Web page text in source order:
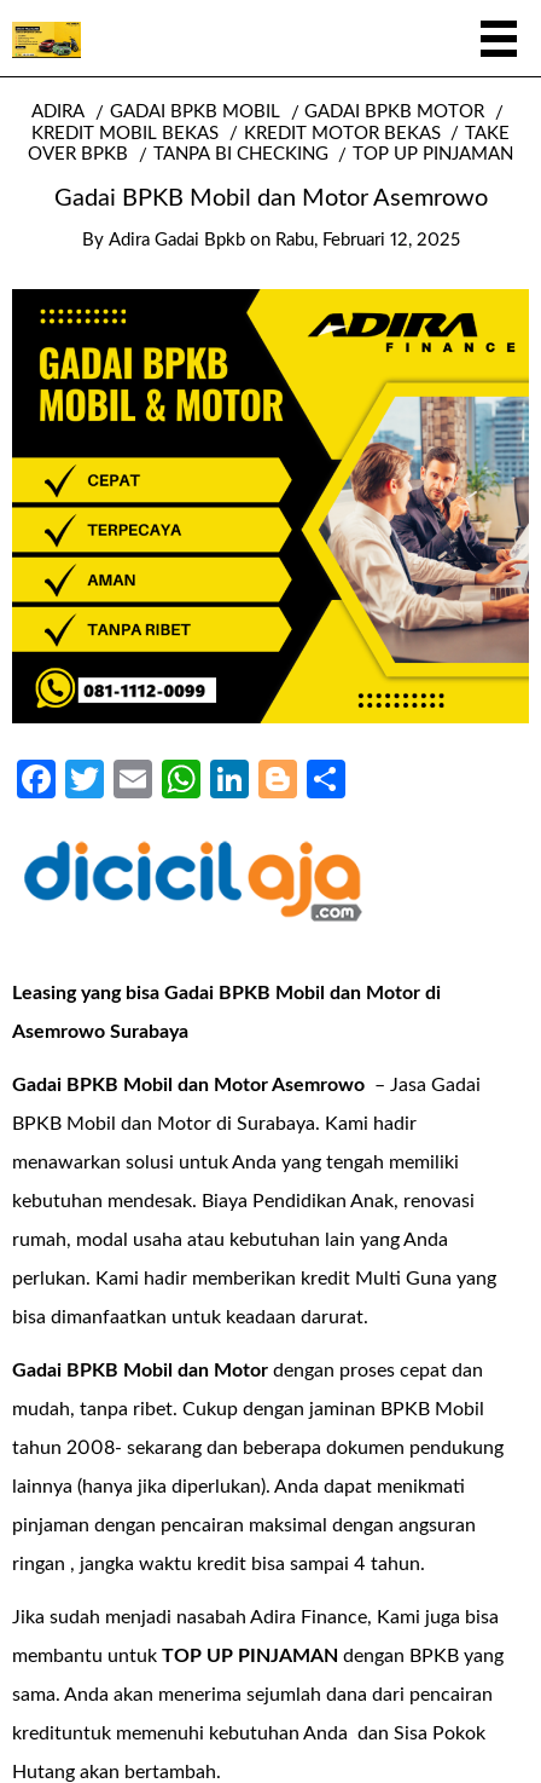
ADIRA GADAI BPKB MOBIL
GADAI BPKB MOTOR
KREDIT MOBIL BEKAS
KREDIT MOTOR BEKAS
TAKE
OVER BPKB
TANPA BI CHECKING TOP UP PINJAMAN
Gadai BPKB Mobil dan Motor Asemrowo
By Adira Gadai Bpkb on Rabu, Februari 12, 2025
Facebook
Twitter
EmailWhatsApp
LinkedIn
Blogger
Leasing yang bisa Gadai BPKB Mobil dan Motor di
Asemrowo Surabaya
Gadai BPKB Mobil dan Motor Asemrowo – Jasa Gadai
BPKB Mobil dan Motor di Surabaya. Kami hadir
menawarkan solusi untuk Anda yang tengah memiliki
kebutuhan mendesak. Biaya Pendidikan Anak, renovasi
rumah, modal usaha atau kebutuhan lain yang Anda
perlukan. Kami hadir memberikan kredit Multi Guna yang
bisa dimanfaatkan untuk keadaan darurat.
Gadai BPKB Mobil dan Motor dengan proses cepat dan
mudah, tanpa ribet. Cukup dengan jaminan BPKB Mobil
tahun 2008- sekarang dan beberapa dokumen pendukung
lainnya (hanya jika diperlukan). Anda dapat menikmati
pinjaman dengan pencairan maksimal dengan angsuran
ringan , jangka waktu kredit bisa sampai 4 tahun.
Jika sudah menjadi nasabah Adira Finance, Kami juga bisa
membantu untuk TOP UP PINJAMAN dengan BPKB yang
sama. Anda akan menerima sejumlah dana dari pencairan
kredituntuk memenuhi kebutuhan Anda dan Sisa Pokok
Hutang akan bertambah.